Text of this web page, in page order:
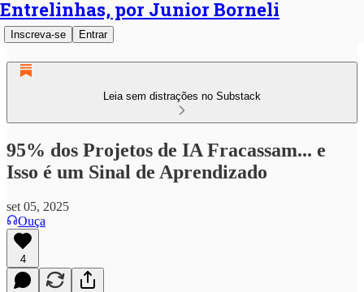
Entrelinhas, por Junior Borneli
Inscreva-se Entrar
Leia sem distrações no Substack
95% dos Projetos de IA Fracassam... e
Isso é um Sinal de Aprendizado
set 05, 2025
Ouça
4